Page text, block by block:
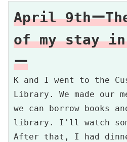
April 9thー
of my stay
ー
K and I went to the
Library. We made our
we can borrow books
library. I'll watch
After that, I had